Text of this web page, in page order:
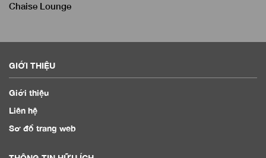
Chaise Lounge
GIỚI THIỆU
Giới thiệu
Liên hệ
Sơ đồ trang web